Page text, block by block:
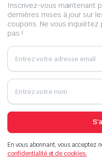
Inscrivez-vous maintenant
dernières mises à jour sur
coupons. Ne vous
pas !
En vous abonnant, vous acceptez
confidentialité et de cookies.